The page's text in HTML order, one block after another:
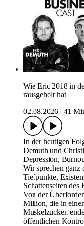
Wie Eric 2018 in
rausgeholt hat
02.08.2026
41
In der heutigen
Demuth und
Depression,
Wir sprechen ganz
Tiefpunkte,
Schattenseiten des
Von der
Million, die in
Muskelzucken
öffentlichen